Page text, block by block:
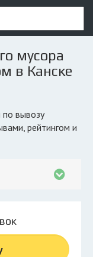
мусора
в Канске
рейтингом и